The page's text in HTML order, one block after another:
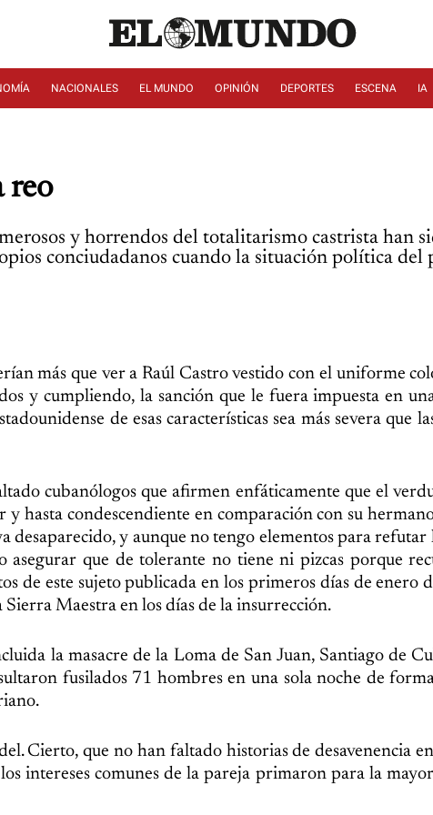
NACIONALES EL MUNDO OPINIÓN DEPORTES ESCENA IA
reo
y horrendos del totalitarismo castrista han
conciudadanos cuando la situación política del
más que ver a Raúl Castro vestido con el uniforme
y cumpliendo, la sanción que le fuera impuesta en
de esas características sea más severa que
cubanólogos que afirmen enfáticamente que el
hasta condescendiente en comparación con su
desaparecido, y aunque no tengo elementos para refutar
asegurar que de tolerante no tiene ni pizcas porque
de este sujeto publicada en los primeros días de enero
Maestra en los días de la insurrección.
la masacre de la Loma de San Juan, Santiago de
fusilados 71 hombres en una sola noche de
Cierto, que no han faltado historias de desavenencia
intereses comunes de la pareja primaron para la